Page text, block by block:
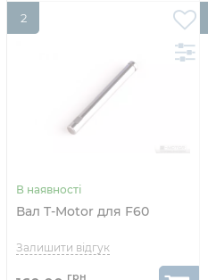
2
Вал T-Motor для F60